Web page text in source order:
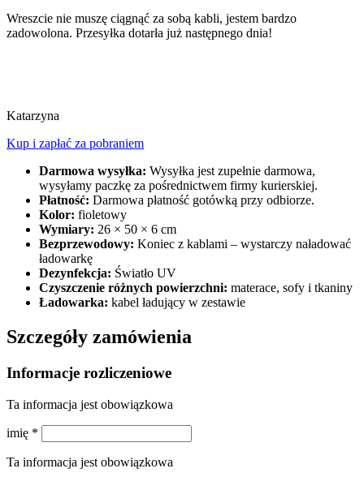
Wreszcie nie muszę ciągnąć za sobą kabli, jestem bardzo
zadowolona. Przesyłka dotarła już następnego dnia!
Katarzyna
Kup i zapłać za pobraniem
Darmowa wysyłka: Wysyłka jest zupełnie darmowa,
wysyłamy paczkę za pośrednictwem firmy kurierskiej.
Płatność: Darmowa płatność gotówką przy odbiorze.
Kolor: fioletowy
Wymiary: 26 × 50 × 6 cm
Bezprzewodowy: Koniec z kablami – wystarczy naładować
ładowarkę
Dezynfekcja: Światło UV
Czyszczenie różnych powierzchni: materace, sofy i tkaniny
Ładowarka: kabel ładujący w zestawie
Szczegóły zamówienia
Informacje rozliczeniowe
Ta informacja jest obowiązkowa
imię *
Ta informacja jest obowiązkowa